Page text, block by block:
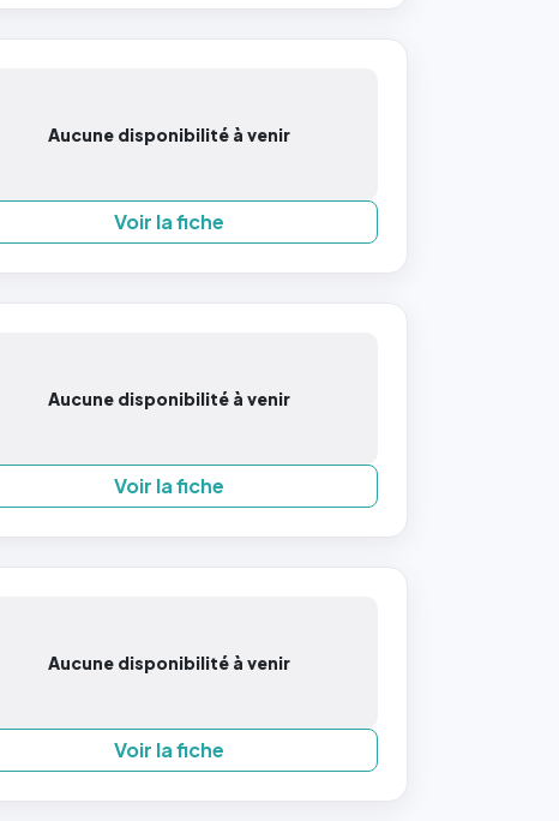
Aucune disponibilité à venir
Voir la fiche
Aucune disponibilité à venir
Voir la fiche
Aucune disponibilité à venir
Voir la fiche